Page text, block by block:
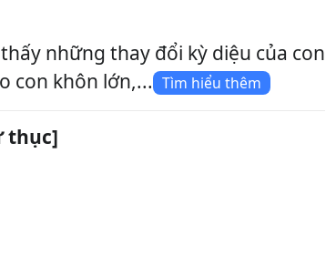
những thay đổi kỳ diệu của con
con khôn lớn,... Tìm hiểu thêm
thục]